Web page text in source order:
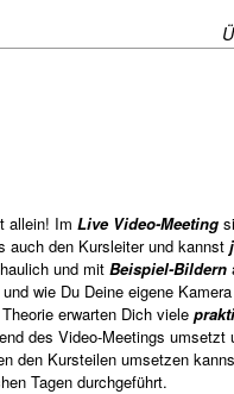
allein! Im Live Video-Meeting
auch den Kursleiter und kannst
und mit Beispiel-Bildern
wie Du Deine eigene
erwarten Dich viele
des Video-Meetings umsetzt
den Kursteilen umsetzen
Tagen durchgeführt.